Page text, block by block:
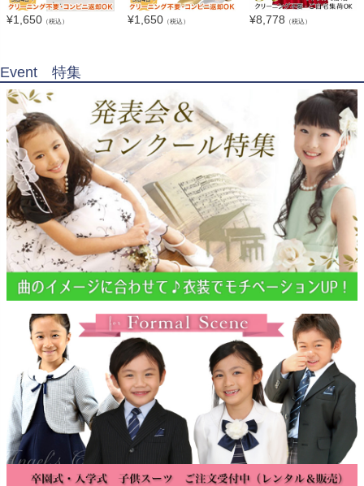
¥1,650 （税込） ¥1,650 （税込） ¥8,778 （税込）
Event 特集